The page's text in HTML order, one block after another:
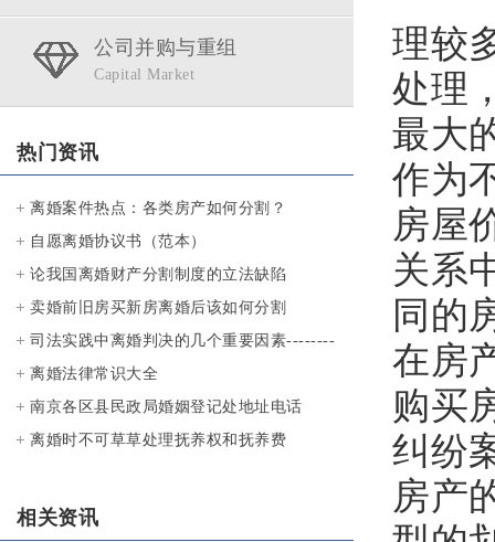
公司并购与重组
Capital Market
热门资讯
离婚案件热点：各类房产如何分割？
自愿离婚协议书（范本）
论我国离婚财产分割制度的立法缺陷
卖婚前旧房买新房离婚后该如何分割
司法实践中离婚判决的几个重要因素--------
-对30个离婚案例的实证分析
离婚法律常识大全
南京各区县民政局婚姻登记处地址电话
离婚时不可草草处理抚养权和抚养费
相关资讯
理较
处理
最大
作为
房屋
关系
同的
在房
购买
纠纷
房产